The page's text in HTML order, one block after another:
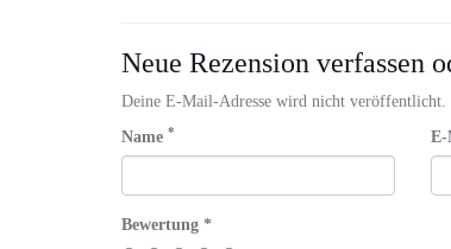
Neue Rezension verfassen
Deine E-Mail-Adresse wird nicht
Name * E-
Bewertung *